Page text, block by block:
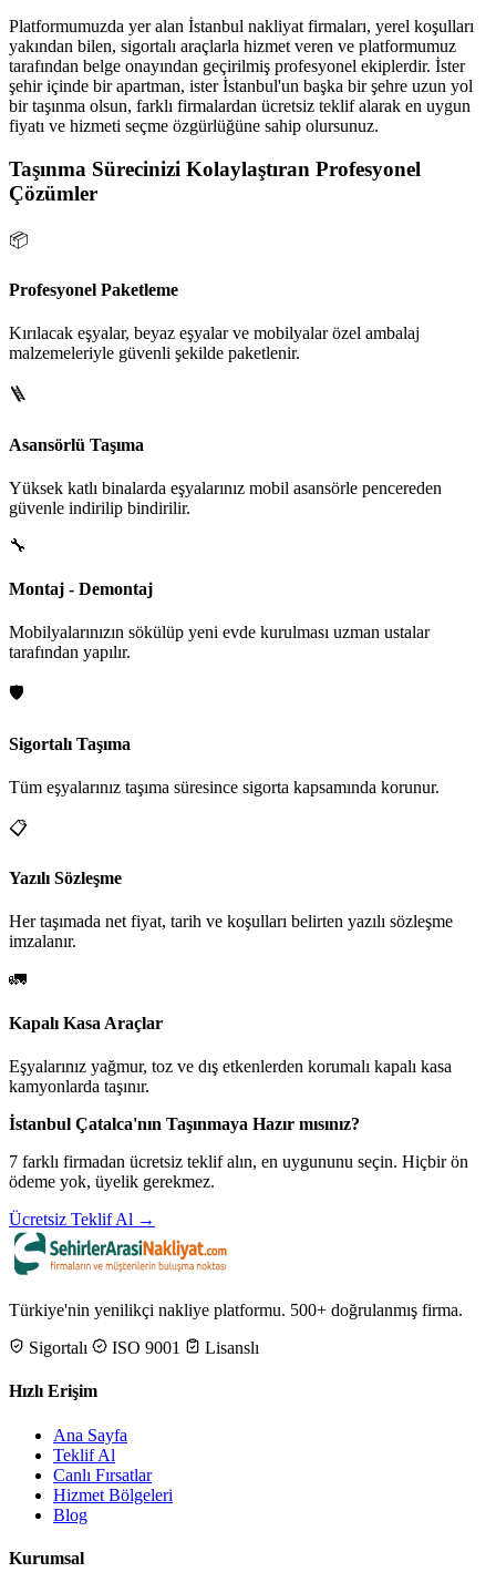
Platformumuzda yer alan İstanbul nakliyat firmaları, yerel koşulları
yakından bilen, sigortalı araçlarla hizmet veren ve platformumuz
tarafından belge onayından geçirilmiş profesyonel ekiplerdir. İster
şehir içinde bir apartman, ister İstanbul'un başka bir şehre uzun yol
bir taşınma olsun, farklı firmalardan ücretsiz teklif alarak en uygun
fiyatı ve hizmeti seçme özgürlüğüne sahip olursunuz.
Taşınma Sürecinizi Kolaylaştıran Profesyonel
Çözümler
📦
Profesyonel Paketleme
Kırılacak eşyalar, beyaz eşyalar ve mobilyalar özel ambalaj
malzemeleriyle güvenli şekilde paketlenir.
🪜
Asansörlü Taşıma
Yüksek katlı binalarda eşyalarınız mobil asansörle pencereden
güvenle indirilip bindirilir.
🔧
Montaj - Demontaj
Mobilyalarınızın sökülüp yeni evde kurulması uzman ustalar
tarafından yapılır.
🛡️
Sigortalı Taşıma
Tüm eşyalarınız taşıma süresince sigorta kapsamında korunur.
📋
Yazılı Sözleşme
Her taşımada net fiyat, tarih ve koşulları belirten yazılı sözleşme
imzalanır.
🚛
Kapalı Kasa Araçlar
Eşyalarınız yağmur, toz ve dış etkenlerden korumalı kapalı kasa
kamyonlarda taşınır.
İstanbul Çatalca'nın Taşınmaya Hazır mısınız?
7 farklı firmadan ücretsiz teklif alın, en uygununu seçin. Hiçbir ön
ödeme yok, üyelik gerekmez.
Ücretsiz Teklif Al →
Türkiye'nin yenilikçi nakliye platformu. 500+ doğrulanmış firma.
Sigortalı
ISO 9001 Lisanslı
Hızlı Erişim
Ana Sayfa
Teklif Al
Canlı Fırsatlar
Hizmet Bölgeleri
Blog
Kurumsal